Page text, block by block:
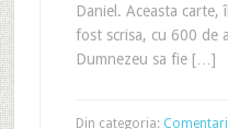
Daniel. Aceasta carte,
fost scrisa, cu 600 de
Dumnezeu sa fie […]
Din categoria: